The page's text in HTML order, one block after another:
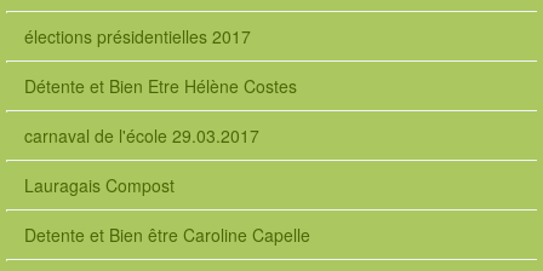
élections présidentielles 2017
Détente et Bien Etre Hélène Costes
carnaval de l'école 29.03.2017
Lauragais Compost
Detente et Bien être Caroline Capelle